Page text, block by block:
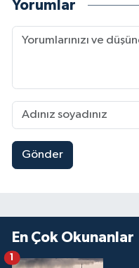
Yorumlar
Gönder
En Çok Okunanlar
1